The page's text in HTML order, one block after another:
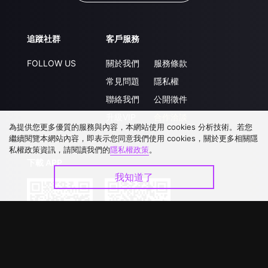
追蹤社群
FOLLOW US
客戶服務
關於我們
常見問題
聯絡我們
服務條款
隱私權
公開徵件
為提供您更多優質的服務與內容，本網站使用 cookies 分析技術。若您
繼續閱覽本網站內容，即表示您同意我們使用 cookies，關於更多相關隱
私權政策資訊，請閱讀我們的隱私權政策。
我知道了